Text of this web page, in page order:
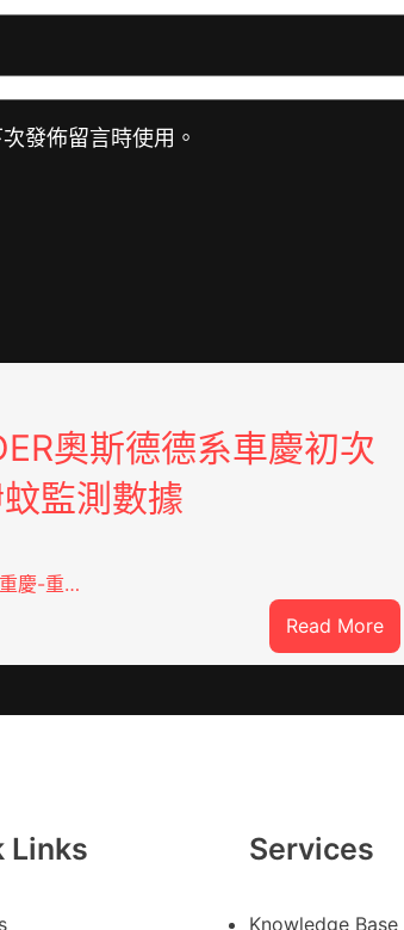
發佈留言時使用。
奧斯德德系車慶初次
監測數據
慶-重…
Read More:
重
奧
初
Links Services
Knowledge Base